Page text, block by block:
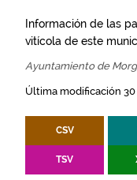
Información de las
vitícola de este
Ayuntamiento de
Última modificación
CSV
TSV